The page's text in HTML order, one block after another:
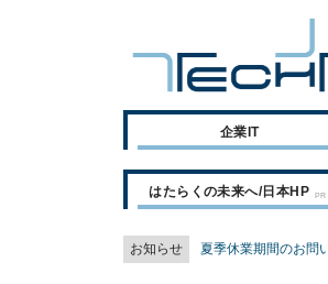
企業IT
はたらくの未来へ/日本HP
お知らせ 夏季休業期間のお問